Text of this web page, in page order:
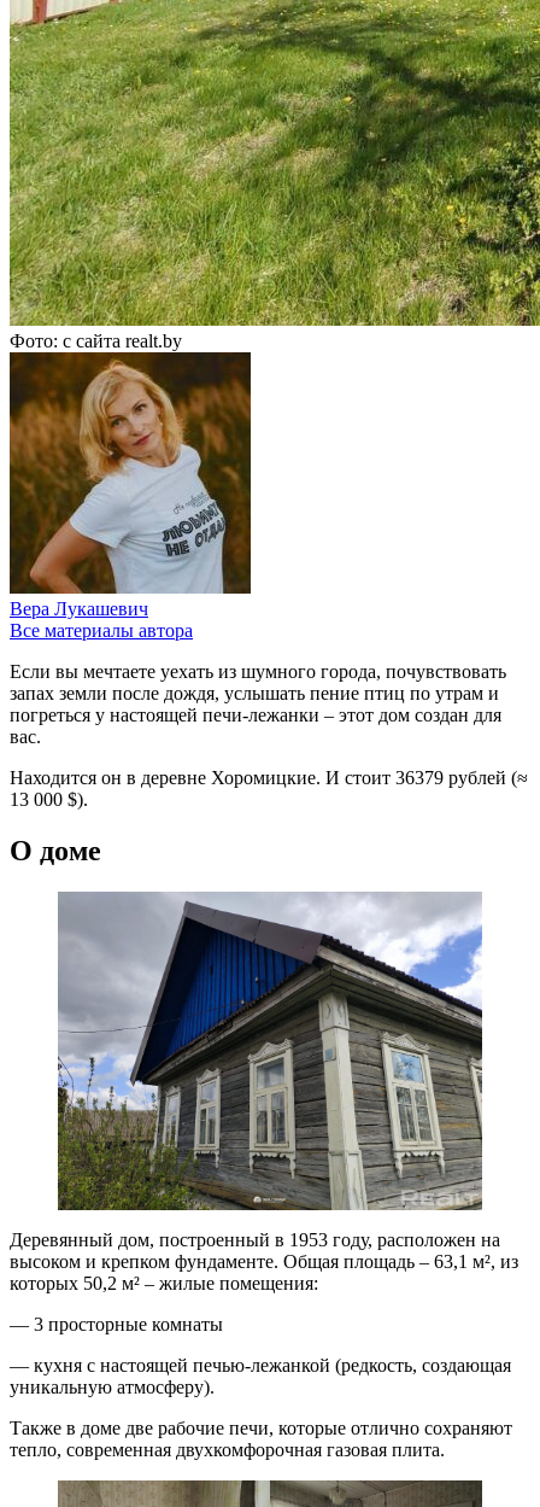
Фото: с сайта realt.by
Вера Лукашевич
Все материалы автора
Если вы мечтаете уехать из шумного города, почувствовать
запах земли после дождя, услышать пение птиц по утрам и
погреться у настоящей печи-лежанки – этот дом создан для
вас.
Находится он в деревне Хоромицкие. И стоит 36379 рублей (≈
13 000 $).
О доме
Деревянный дом, построенный в 1953 году, расположен на
высоком и крепком фундаменте. Общая площадь – 63,1 м², из
которых 50,2 м² – жилые помещения:
— 3 просторные комнаты
— кухня с настоящей печью-лежанкой (редкость, создающая
уникальную атмосферу).
Также в доме две рабочие печи, которые отлично сохраняют
тепло, современная двухкомфорочная газовая плита.